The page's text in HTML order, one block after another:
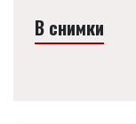
В снимки